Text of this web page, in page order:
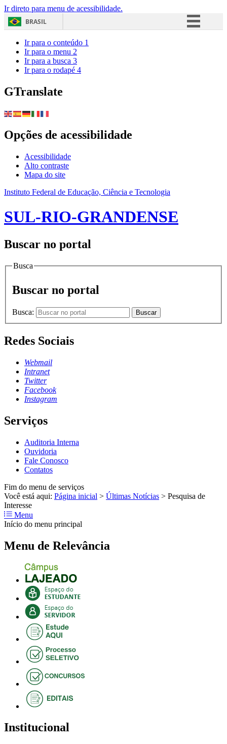
Ir direto para menu de acessibilidade.
BRASIL
Ir para o conteúdo 1
Ir para o menu 2
Ir para a busca 3
Ir para o rodapé 4
GTranslate
Opções de acessibilidade
Acessibilidade
Alto contraste
Mapa do site
Instituto Federal de Educação, Ciência e Tecnologia
SUL-RIO-GRANDENSE
Buscar no portal
Busca
Buscar no portal
Busca: Buscar
Redes Sociais
Webmail
Intranet
Twitter
Facebook
Instagram
Serviços
Auditoria Interna
Ouvidoria
Fale Conosco
Contatos
Fim do menu de serviços
Você está aqui: Página inicial > Últimas Notícias > Pesquisa de
Interesse
Menu
Início do menu principal
Menu de Relevância
Institucional